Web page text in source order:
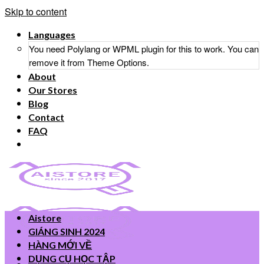
Skip to content
Languages
You need Polylang or WPML plugin for this to work. You can
remove it from Theme Options.
About
Our Stores
Blog
Contact
FAQ
Aistore
GIÁNG SINH 2024
HÀNG MỚI VỀ
DỤNG CỤ HỌC TẬP